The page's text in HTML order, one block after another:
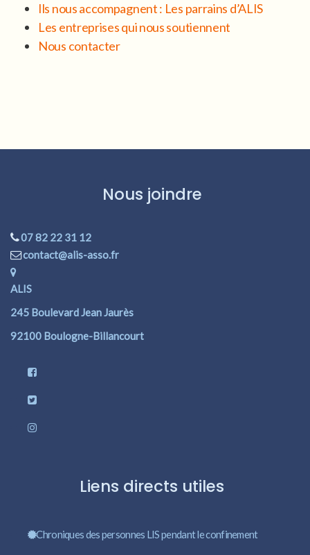
Ils nous accompagnent : Les parrains d’ALIS
Les entreprises qui nous soutiennent
Nous contacter
Nous joindre
07 82 22 31 12
contact@alis-asso.fr
ALIS
245 Boulevard Jean Jaurès
92100 Boulogne-Billancourt
Liens directs utiles
Chroniques des personnes LIS pendant le confinement